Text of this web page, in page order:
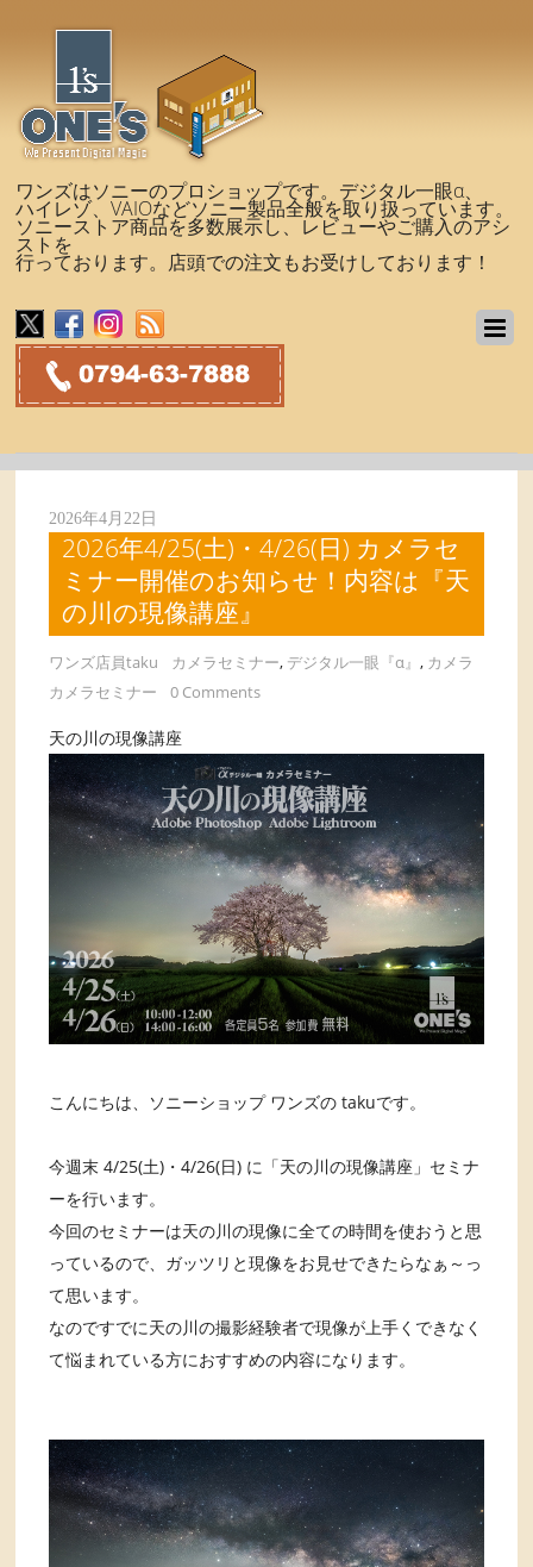
ワンズはソニーのプロショップです。デジタル一眼α、
ハイレゾ、VAIOなどソニー製品全般を取り扱っています。
ソニーストア商品を多数展示し、レビューやご購入のアシ
ストを
行っております。店頭での注文もお受けしております！
2026年4月22日
2026年4/25(土)・4/26(日) カメラセ
ミナー開催のお知らせ！内容は『天
の川の現像講座』
ワンズ店員taku カメラセミナー, デジタル一眼『α』, カメラ
カメラセミナー
0 Comments
天の川の現像講座
こんにちは、ソニーショップ ワンズの takuです。
今週末 4/25(土)・4/26(日) に「天の川の現像講座」セミナ
ーを行います。
今回のセミナーは天の川の現像に全ての時間を使おうと思
っているので、ガッツリと現像をお見せできたらなぁ～っ
て思います。
なのですでに天の川の撮影経験者で現像が上手くできなく
て悩まれている方におすすめの内容になります。